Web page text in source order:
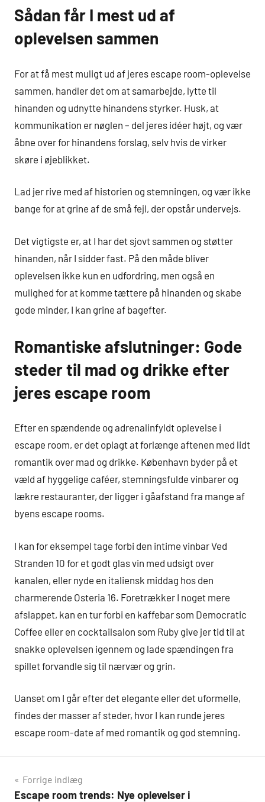
Sådan får I mest ud af
oplevelsen sammen
For at få mest muligt ud af jeres escape room-oplevelse
sammen, handler det om at samarbejde, lytte til
hinanden og udnytte hinandens styrker. Husk, at
kommunikation er nøglen – del jeres idéer højt, og vær
åbne over for hinandens forslag, selv hvis de virker
skøre i øjeblikket.
Lad jer rive med af historien og stemningen, og vær ikke
bange for at grine af de små fejl, der opstår undervejs.
Det vigtigste er, at I har det sjovt sammen og støtter
hinanden, når I sidder fast. På den måde bliver
oplevelsen ikke kun en udfordring, men også en
mulighed for at komme tættere på hinanden og skabe
gode minder, I kan grine af bagefter.
Romantiske afslutninger: Gode
steder til mad og drikke efter
jeres escape room
Efter en spændende og adrenalinfyldt oplevelse i
escape room, er det oplagt at forlænge aftenen med lidt
romantik over mad og drikke. København byder på et
væld af hyggelige caféer, stemningsfulde vinbarer og
lækre restauranter, der ligger i gåafstand fra mange af
byens escape rooms.
I kan for eksempel tage forbi den intime vinbar Ved
Stranden 10 for et godt glas vin med udsigt over
kanalen, eller nyde en italiensk middag hos den
charmerende Osteria 16. Foretrækker I noget mere
afslappet, kan en tur forbi en kaffebar som Democratic
Coffee eller en cocktailsalon som Ruby give jer tid til at
snakke oplevelsen igennem og lade spændingen fra
spillet forvandle sig til nærvær og grin.
Uanset om I går efter det elegante eller det uformelle,
findes der masser af steder, hvor I kan runde jeres
escape room-date af med romantik og god stemning.
Indlægsnavigation
Forrige indlæg
Escape room trends: Nye oplevelser i